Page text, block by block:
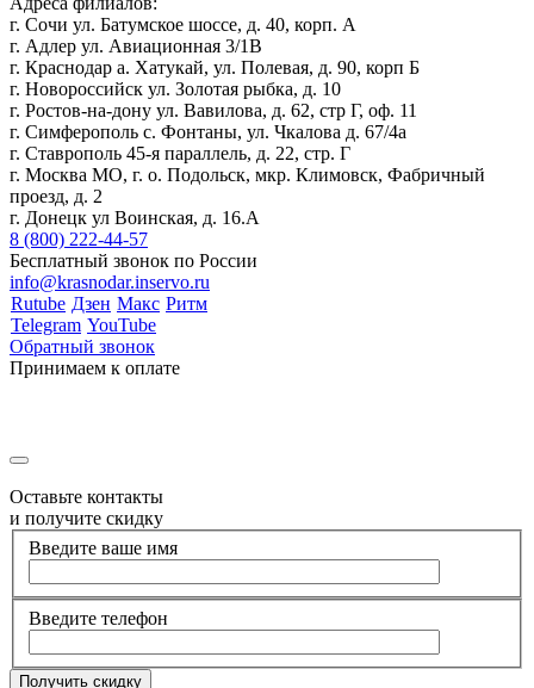
г. Сочи ул. Батумское шоссе, д. 40, корп. А
г. Адлер ул. Авиационная 3/1В
г. Краснодар а. Хатукай, ул. Полевая, д. 90, корп Б
г. Новороссийск ул. Золотая рыбка, д. 10
г. Ростов-на-дону ул. Вавилова, д. 62, стр Г, оф. 11
г. Симферополь с. Фонтаны, ул. Чкалова д. 67/4а
г. Ставрополь 45-я параллель, д. 22, стр. Г
г. Москва МО, г. о. Подольск, мкр. Климовск, Фабричный
проезд, д. 2
г. Донецк ул Воинская, д. 16.А
8 (800) 222-44-57
Бесплатный звонок по России
info@krasnodar.inservo.ru
Rutube Дзен Макс Ритм
Telegram YouTube
Обратный звонок
Принимаем к оплате
Оставьте контакты
и получите скидку
Введите ваше имя
Введите телефон